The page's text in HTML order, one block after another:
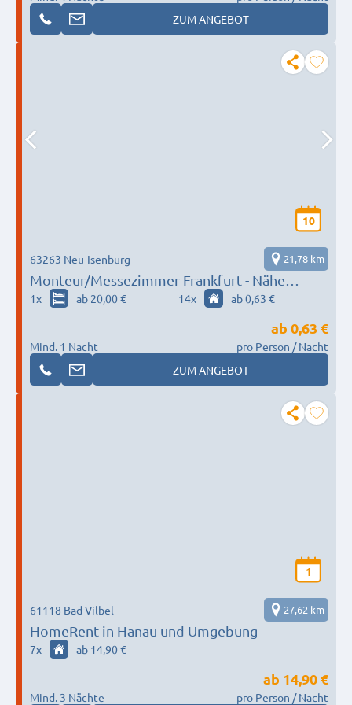
ZUM ANGEBOT
10
Monteur/Messezimmer Frankfurt - Nähe
Flughafen
63263 Neu-Isenburg 21,78 km
1x ab 20,00 € 14x ab 0,63 €
Mind. 1 Nacht
ab 0,63 €
pro Person / Nacht
ZUM ANGEBOT
1
HomeRent in Hanau und Umgebung
61118 Bad Vilbel 27,62 km
7x ab 14,90 €
Mind. 3 Nächte
ab 14,90 €
pro Person / Nacht